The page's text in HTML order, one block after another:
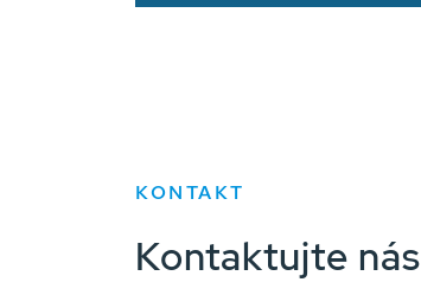
KONTAKT
Kontaktujte nás